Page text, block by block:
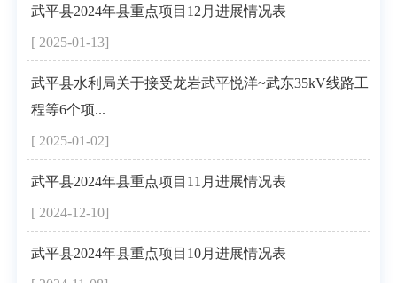
[ 2025-01-13]
武平县2024年县重点项目12月进展情况表
[ 2025-01-02]
武平县水利局关于接受龙岩武平悦洋~武东35kV线路工
程等6个项...
[ 2024-12-10]
武平县2024年县重点项目11月进展情况表
武平县2024年县重点项目10月进展情况表